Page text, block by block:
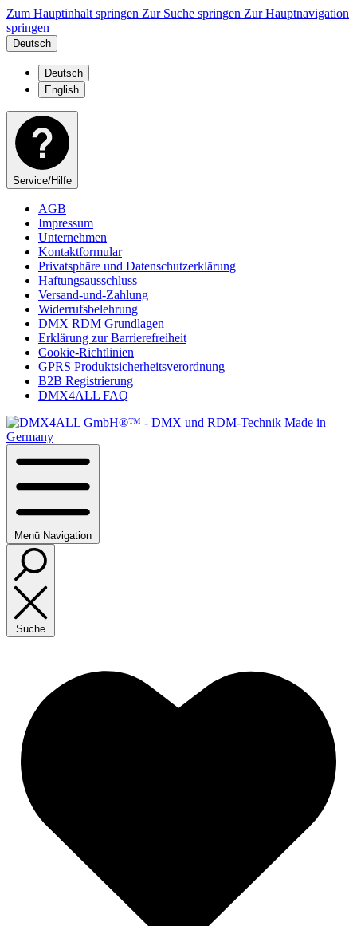
Zum Hauptinhalt springen Zur Suche springen Zur Hauptnavigation
springen
Deutsch
Deutsch
English
Service/Hilfe
AGB
Impressum
Unternehmen
Kontaktformular
Privatsphäre und Datenschutzerklärung
Haftungsausschluss
Versand-und-Zahlung
Widerrufsbelehrung
DMX RDM Grundlagen
Erklärung zur Barrierefreiheit
Cookie-Richtlinien
GPRS Produktsicherheitsverordnung
B2B Registrierung
DMX4ALL FAQ
Menü Navigation
Suche